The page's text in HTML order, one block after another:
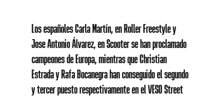
Los españoles Carla Martín, en Roller Freestyle y
Jose Antonio Álvarez, en Scooter se han proclamado
campeones de Europa, mientras que Christian
Estrada y Rafa Bocanegra han conseguido el segundo
y tercer puesto respectivamente en el VESO Street